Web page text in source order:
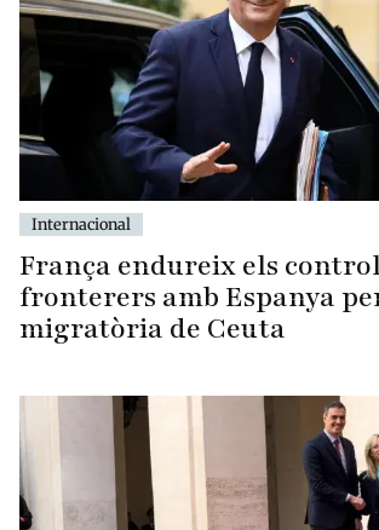
Internacional
França endureix els
fronterers amb Espanya
migratòria de Ceuta